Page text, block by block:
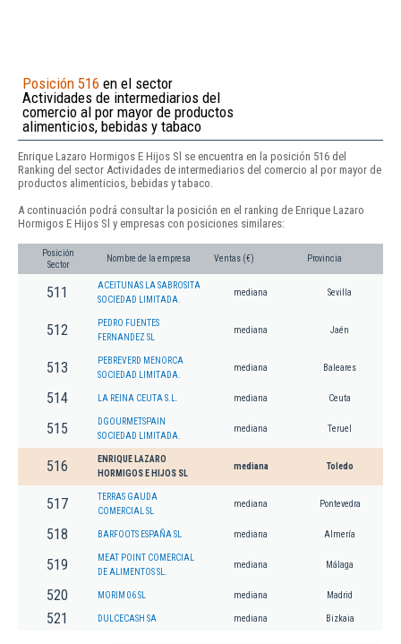
Posición 516 en el sector
Actividades de intermediarios del
comercio al por mayor de productos
alimenticios, bebidas y tabaco
Enrique Lazaro Hormigos E Hijos Sl se encuentra en la posición 516 del
Ranking del sector Actividades de intermediarios del comercio al por mayor de
productos alimenticios, bebidas y tabaco.
A continuación podrá consultar la posición en el ranking de Enrique Lazaro
Hormigos E Hijos Sl y empresas con posiciones similares:
Posición
Sector
Nombre de la empresa Ventas (€) Provincia
511
ACEITUNAS LA SABROSITA
SOCIEDAD LIMITADA.
mediana Sevilla
512
PEDRO FUENTES
FERNANDEZ SL
mediana Jaén
513
PEBREVERD MENORCA
SOCIEDAD LIMITADA.
mediana Baleares
514 LA REINA CEUTA S.L. mediana Ceuta
515
DGOURMETSPAIN
SOCIEDAD LIMITADA.
mediana Teruel
516
ENRIQUE LAZARO
HORMIGOS E HIJOS SL
mediana Toledo
517
TERRAS GAUDA
COMERCIAL SL
mediana Pontevedra
518 BARFOOTS ESPAÑA SL mediana Almería
519
MEAT POINT COMERCIAL
DE ALIMENTOS SL.
mediana Málaga
520 MORIM 06 SL mediana Madrid
521 DULCECASH SA mediana Bizkaia